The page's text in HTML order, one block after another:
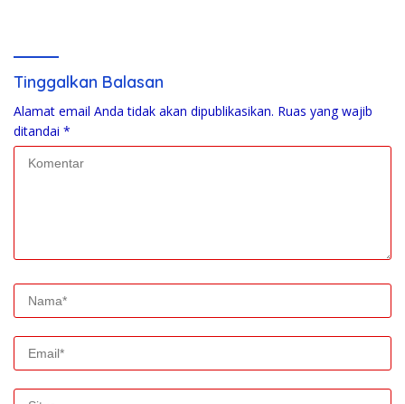
Tinggalkan Balasan
Alamat email Anda tidak akan dipublikasikan. Ruas yang wajib
ditandai *